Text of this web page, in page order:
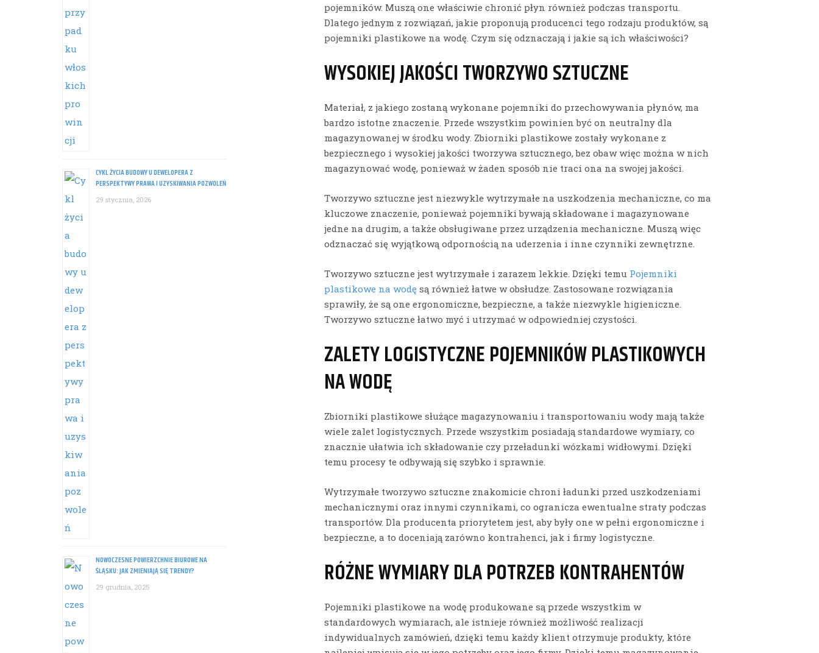
CYKL ŻYCIA BUDOWY U DEWELOPERA Z
PERSPEKTYWY PRAWA I UZYSKIWANIA POZWOLEŃ
29 stycznia, 2026
NOWOCZESNE POWIERZCHNIE BIUROWE NA
ŚLĄSKU: JAK ZMIENIAJĄ SIĘ TRENDY?
29 grudnia, 2025
pojemników. Muszą one właściwie chronić płyn również podczas transportu.
Dlatego jednym z rozwiązań, jakie proponują producenci tego rodzaju produktów, są
pojemniki plastikowe na wodę. Czym się odznaczają i jakie są ich właściwości?
WYSOKIEJ JAKOŚCI TWORZYWO SZTUCZNE
Materiał, z jakiego zostaną wykonane pojemniki do przechowywania płynów, ma
bardzo istotne znaczenie. Przede wszystkim powinien być on neutralny dla
magazynowanej w środku wody. Zbiorniki plastikowe zostały wykonane z
bezpiecznego i wysokiej jakości tworzywa sztucznego, bez obaw więc można w nich
magazynować wodę, ponieważ w żaden sposób nie traci ona na swojej jakości.
Tworzywo sztuczne jest niezwykle wytrzymałe na uszkodzenia mechaniczne, co ma
kluczowe znaczenie, ponieważ pojemniki bywają składowane i magazynowane
jedne na drugim, a także obsługiwane przez urządzenia mechaniczne. Muszą więc
odznaczać się wyjątkową odpornością na uderzenia i inne czynniki zewnętrzne.
Tworzywo sztuczne jest wytrzymałe i zarazem lekkie. Dzięki temu Pojemniki
plastikowe na wodę są również łatwe w obsłudze. Zastosowane rozwiązania
sprawiły, że są one ergonomiczne, bezpieczne, a także niezwykle higieniczne.
Tworzywo sztuczne łatwo myć i utrzymać w odpowiedniej czystości.
ZALETY LOGISTYCZNE POJEMNIKÓW PLASTIKOWYCH
NA WODĘ
Zbiorniki plastikowe służące magazynowaniu i transportowaniu wody mają także
wiele zalet logistycznych. Przede wszystkim posiadają standardowe wymiary, co
znacznie ułatwia ich składowanie czy przeładunki wózkami widłowymi. Dzięki
temu procesy te odbywają się szybko i sprawnie.
Wytrzymałe tworzywo sztuczne znakomicie chroni ładunki przed uszkodzeniami
mechanicznymi oraz innymi czynnikami, co ogranicza ewentualne straty podczas
transportów. Dla producenta priorytetem jest, aby były one w pełni ergonomiczne i
bezpieczne, a to doceniają zarówno kontrahenci, jak i firmy logistyczne.
RÓŻNE WYMIARY DLA POTRZEB KONTRAHENTÓW
Pojemniki plastikowe na wodę produkowane są przede wszystkim w
standardowych wymiarach, ale istnieje również możliwość realizacji
indywidualnych zamówień, dzięki temu każdy klient otrzymuje produkty, które